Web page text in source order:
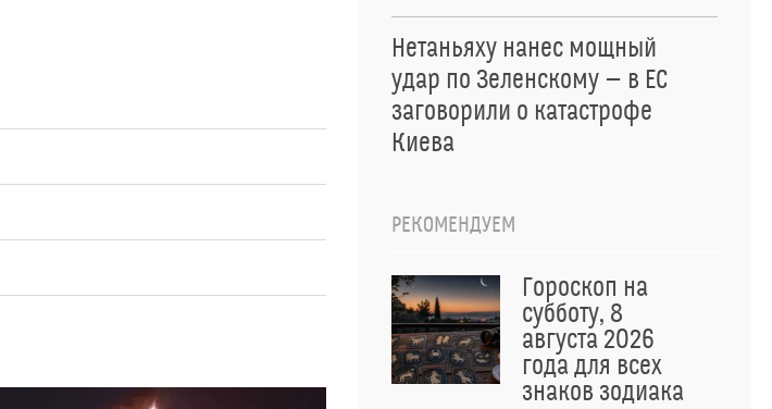
Нетаньяху нанес мощный
удар по Зеленскому — в ЕС
заговорили о катастрофе
Киева
РЕКОМЕНДУЕМ
Гороскоп на
субботу, 8
августа 2026
года для всех
знаков зодиака